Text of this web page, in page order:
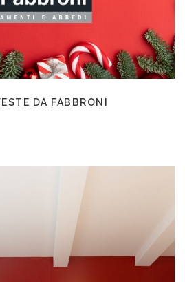
DA FABBRONI